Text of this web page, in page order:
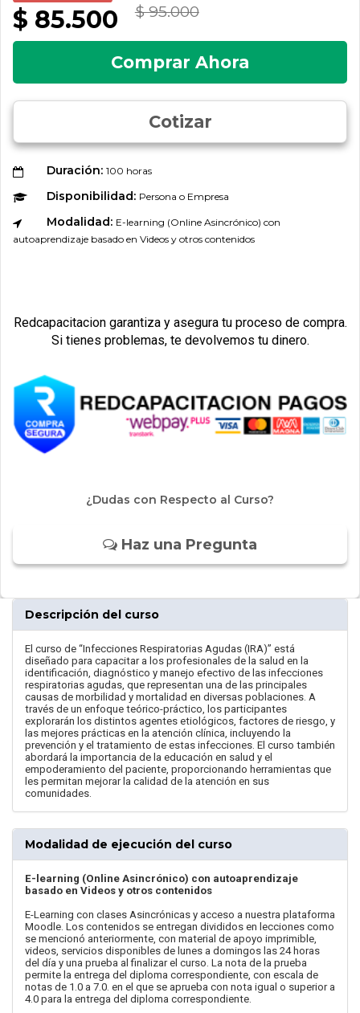
$ 85.500 $ 95.000
Comprar Ahora
Cotizar
Duración: 100 horas
Disponibilidad: Persona o Empresa
Modalidad: E-learning (Online Asincrónico) con
autoaprendizaje basado en Videos y otros contenidos
Redcapacitacion garantiza y asegura tu proceso de compra.
Si tienes problemas, te devolvemos tu dinero.
¿Dudas con Respecto al Curso?
Haz una Pregunta
Descripción del curso
El curso de “Infecciones Respiratorias Agudas (IRA)” está
diseñado para capacitar a los profesionales de la salud en la
identificación, diagnóstico y manejo efectivo de las infecciones
respiratorias agudas, que representan una de las principales
causas de morbilidad y mortalidad en diversas poblaciones. A
través de un enfoque teórico-práctico, los participantes
explorarán los distintos agentes etiológicos, factores de riesgo, y
las mejores prácticas en la atención clínica, incluyendo la
prevención y el tratamiento de estas infecciones. El curso también
abordará la importancia de la educación en salud y el
empoderamiento del paciente, proporcionando herramientas que
les permitan mejorar la calidad de la atención en sus
comunidades.
Modalidad de ejecución del curso
E-learning (Online Asincrónico) con autoaprendizaje
basado en Videos y otros contenidos
E-Learning con clases Asincrónicas y acceso a nuestra plataforma
Moodle. Los contenidos se entregan divididos en lecciones como
se mencionó anteriormente, con material de apoyo imprimible,
videos, servicios disponibles de lunes a domingos las 24 horas
del día y una prueba al finalizar el curso. La nota de la prueba
permite la entrega del diploma correspondiente, con escala de
notas de 1.0 a 7.0. en el que se aprueba con nota igual o superior a
4.0 para la entrega del diploma correspondiente.